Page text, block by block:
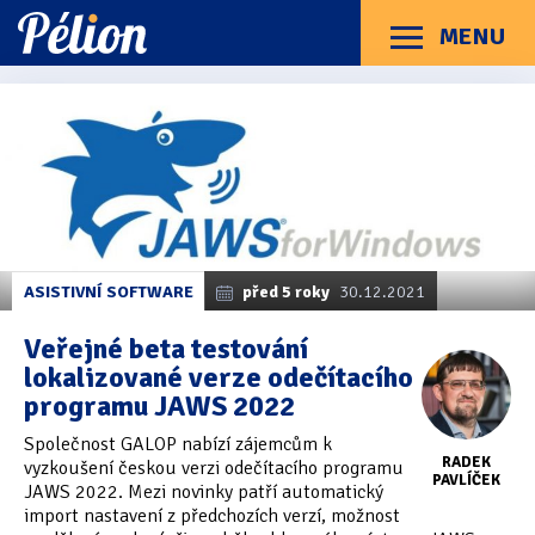
Přejít
na
štítky
Přejít
na
kategorie
Přejít
na
obsah
MENU
Menu
Kategorie článků
Dotazníky
Hardware
(163)
Braillské řádky(31)
Lupy (8)
Mobilní zařízení(85)
Počítače a notebooky (66)
Zápisníky(7)
Články
kategorie
JAWS
ASISTIVNÍ SOFTWARE před 5 roky 30.12.2021
RADEK
PAVLÍČEK
Veřejné beta testování
lokalizované verze odečítacího
programu JAWS 2022
Společnost GALOP nabízí zájemcům k
vyzkoušení českou verzi odečítacího programu
JAWS 2022. Mezi novinky patří automatický
import nastavení z předchozích verzí, možnost